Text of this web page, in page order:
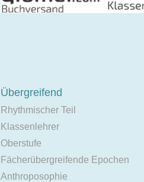
Übergreifend
Rhythmischer Teil
Klassenlehrer
Oberstufe
Fächerübergreifende Epochen
Anthroposophie